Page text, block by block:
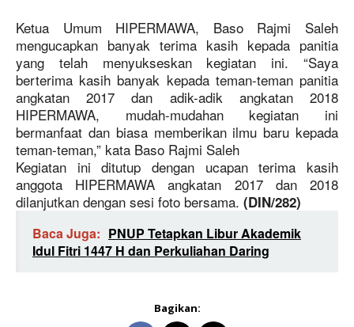
Ketua Umum HIPERMAWA, Baso Rajmi Saleh
mengucapkan banyak terima kasih kepada panitia
yang telah menyukseskan kegiatan ini. “Saya
berterima kasih banyak kepada teman-teman panitia
angkatan 2017 dan adik-adik angkatan 2018
HIPERMAWA, mudah-mudahan kegiatan ini
bermanfaat dan biasa memberikan ilmu baru kepada
teman-teman,” kata Baso Rajmi Saleh
Kegiatan ini ditutup dengan ucapan terima kasih
anggota HIPERMAWA angkatan 2017 dan 2018
dilanjutkan dengan sesi foto bersama. (DIN/282)
Baca Juga: PNUP Tetapkan Libur Akademik
Idul Fitri 1447 H dan Perkuliahan Daring
Bagikan: